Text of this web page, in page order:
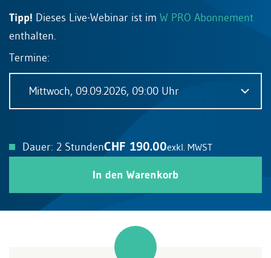
Tipp! Dieses Live-Webinar ist im W PRO Abonnement
enthalten.
Termine:
Mittwoch, 09.09.2026, 09:00 Uhr
Dauer: 2 StundenCHF 190.00exkl. MWST
In den Warenkorb